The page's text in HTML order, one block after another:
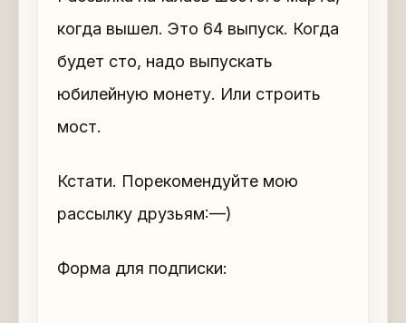
когда вышел. Это 64 выпуск. Когда
будет сто, надо выпускать
юбилейную монету. Или строить
мост.
Кстати. Порекомендуйте мою
рассылку друзьям:—)
Форма для подписки: